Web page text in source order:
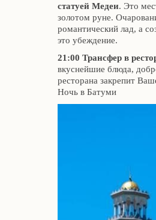
статуей Медеи. Это
золотом руне.
романтический лад, а
это убеждение.
21:00 Трансфер в
вкуснейшие блюда,
ресторана закрепит
Ночь в Батуми